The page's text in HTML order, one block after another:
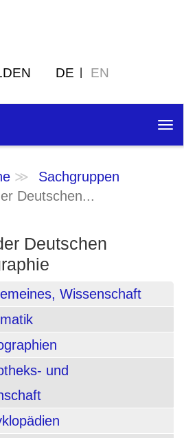
DE EN
Sachgruppen
Deutschen...
Deutschen
Wissenschaft
und